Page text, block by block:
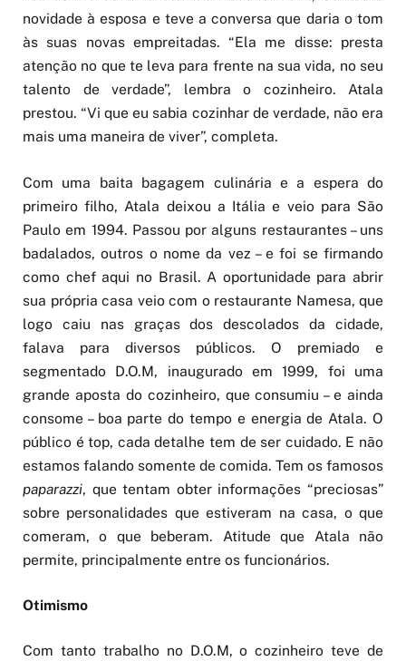
novidade à esposa e teve a conversa que daria o tom
às suas novas empreitadas. “Ela me disse: presta
atenção no que te leva para frente na sua vida, no seu
talento de verdade”, lembra o cozinheiro. Atala
prestou. “Vi que eu sabia cozinhar de verdade, não era
mais uma maneira de viver”, completa.
Com uma baita bagagem culinária e a espera do
primeiro filho, Atala deixou a Itália e veio para São
Paulo em 1994. Passou por alguns restaurantes – uns
badalados, outros o nome da vez – e foi se firmando
como chef aqui no Brasil. A oportunidade para abrir
sua própria casa veio com o restaurante Namesa, que
logo caiu nas graças dos descolados da cidade,
falava para diversos públicos. O premiado e
segmentado D.O.M, inaugurado em 1999, foi uma
grande aposta do cozinheiro, que consumiu – e ainda
consome – boa parte do tempo e energia de Atala. O
público é top, cada detalhe tem de ser cuidado. E não
estamos falando somente de comida. Tem os famosos
paparazzi , que tentam obter informações “preciosas”
sobre personalidades que estiveram na casa, o que
comeram, o que beberam. Atitude que Atala não
permite, principalmente entre os funcionários.
Otimismo
Com tanto trabalho no D.O.M, o cozinheiro teve de